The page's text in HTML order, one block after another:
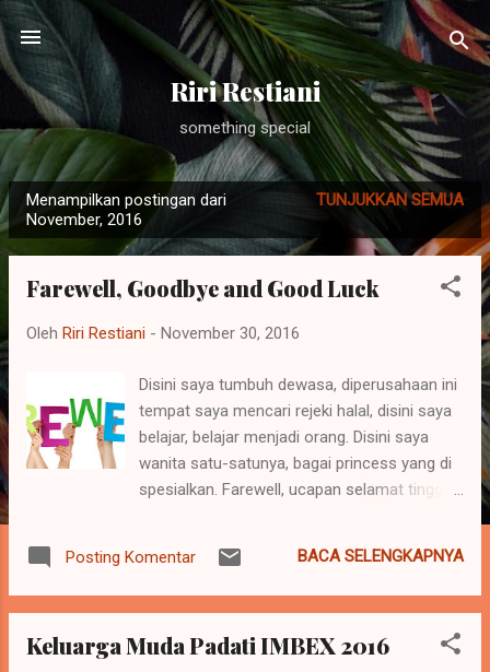
Langsung ke konten utama
Riri Restiani
something special
o
Menampilkan postingan dari
November, 2016
TUNJUKKAN SEMUA
Farewell, Goodbye and Good Luck
Oleh Riri Restiani - November 30, 2016
Disini saya tumbuh dewasa, diperusahaan ini
tempat saya mencari rejeki halal, disini saya
belajar, belajar menjadi orang. Disini saya
wanita satu-satunya, bagai princess yang di
spesialkan. Farewell, ucapan selamat tinggal
tujuan kita sama, sama-sama pencari rejeki
halal. Omaspakbang,,,Keceriaan, keseruan
silahturahmi ya.. Lagu gila yang di nyanyiin
Posting Komentar BACA SELENGKAPNYA
Keluarga Muda Padati IMBEX 2016